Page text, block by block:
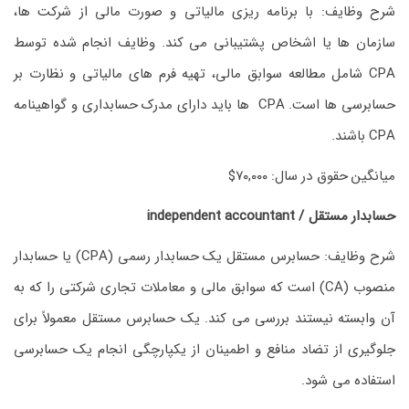
شرح وظایف: با برنامه ریزی مالیاتی و صورت مالی از شرکت ها،
سازمان ها یا اشخاص پشتیبانی می کند. وظایف انجام شده توسط
CPA شامل مطالعه سوابق مالی، تهیه فرم های مالیاتی و نظارت بر
حسابرسی ها است. CPA ها باید دارای مدرک حسابداری و گواهینامه
CPA باشند.
میانگین حقوق در سال: ۷۰,۰۰۰$
حسابدار مستقل / independent accountant
شرح وظایف: حسابرس مستقل یک حسابدار رسمی (CPA) یا حسابدار
منصوب (CA) است که سوابق مالی و معاملات تجاری شرکتی را که به
آن وابسته نیستند بررسی می کند. یک حسابرس مستقل معمولاً برای
جلوگیری از تضاد منافع و اطمینان از یکپارچگی انجام یک حسابرسی
استفاده می شود.